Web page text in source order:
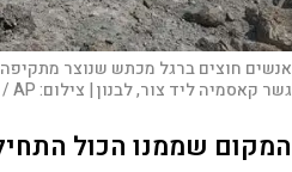
אנשים חוצים ברגל מכתש שנוצר
גשר קאסמיה ליד צור, לבנון | צילום:AP
המקום שממנו הכול